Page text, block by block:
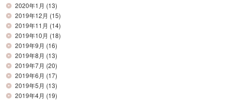
2020年1月 (13)
2019年12月 (15)
2019年11月 (14)
2019年10月 (18)
2019年9月 (16)
2019年8月 (13)
2019年7月 (20)
2019年6月 (17)
2019年5月 (13)
2019年4月 (19)